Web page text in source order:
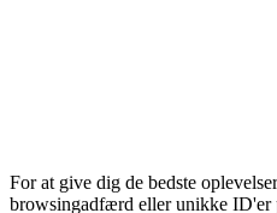
For at give dig de bedste
browsingadfærd eller unikke ID'er